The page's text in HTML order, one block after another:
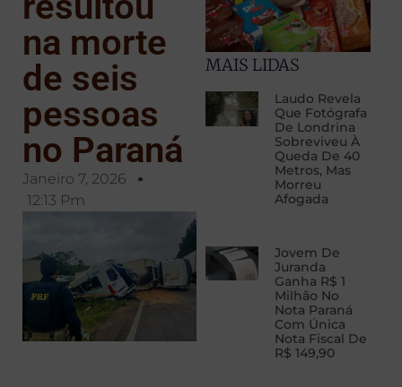
na morte
de seis
pessoas
no Paraná
Janeiro 7, 2026
12:13 Pm
MAIS LIDAS
Laudo Revela
Que Fotógrafa
De Londrina
Sobreviveu À
Queda De 40
Metros, Mas
Morreu
Afogada
Jovem De
Juranda
Ganha R$ 1
Milhão No
Nota Paraná
Com Única
Nota Fiscal De
R$ 149,90